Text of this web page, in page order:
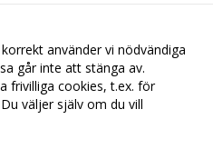
2023-08-25 21:33
säsongen 2023-08-21 21:32
2023-06-13 21:29
använder vi nödvändiga
går inte att stänga av.
frivilliga cookies, t.ex. för
väljer själv om du vill